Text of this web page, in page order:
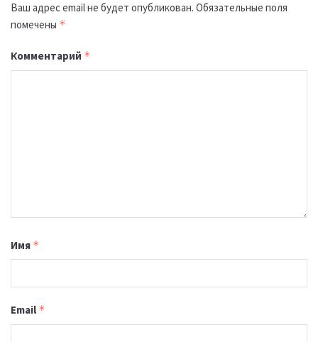
Ваш адрес email не будет опубликован. Обязательные поля
помечены *
Комментарий *
Имя *
Email *